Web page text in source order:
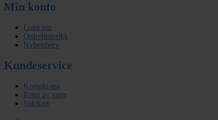
Min konto
Logg inn
Ordrehistorikk
Nyhetsbrev
Kundeservice
Kontakt oss
Retur av varer
Sidekart